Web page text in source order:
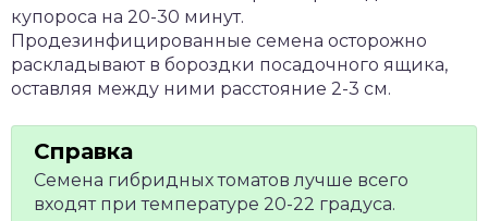
купороса на 20-30 минут.
Продезинфицированные семена осторожно
раскладывают в бороздки посадочного ящика,
оставляя между ними расстояние 2-3 см.
Семена гибридных томатов лучше всего
входят при температуре 20-22 градуса.